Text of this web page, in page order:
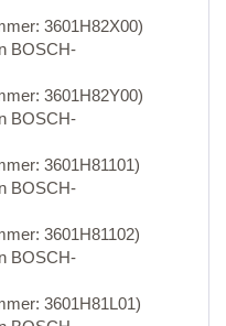
3601H82X00)
BOSCH-
3601H82Y00)
BOSCH-
3601H81101)
BOSCH-
3601H81102)
BOSCH-
3601H81L01)